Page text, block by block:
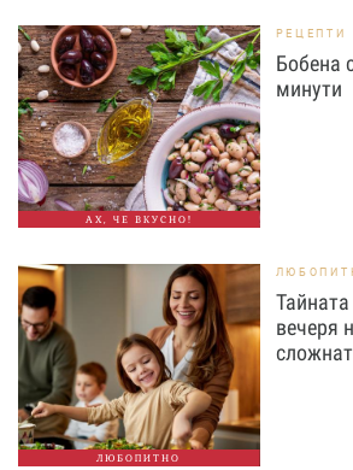
АХ, ЧЕ ВКУСНО!
РЕЦЕПТИ
Бобена
минути
ЛЮБОПИТНО
вечеря